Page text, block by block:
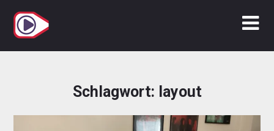
Inhalt
springen
Schlagwort: layout